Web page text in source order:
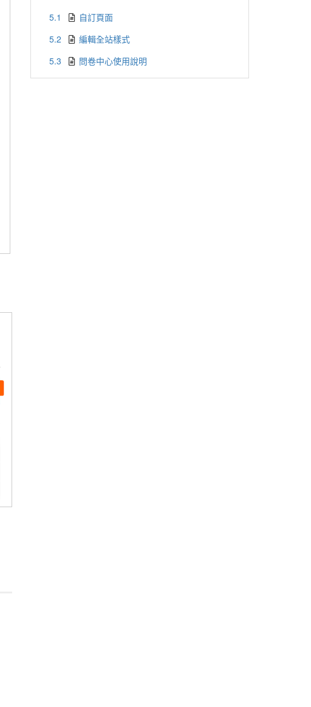
5.1
自訂頁面
5.2
編輯全站樣式
5.3
問卷中心使用說明